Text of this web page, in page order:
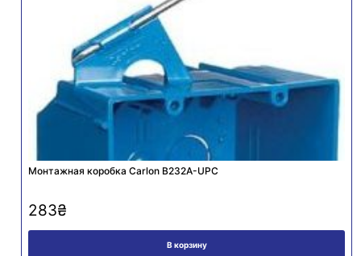
Монтажная коробка Carlon B232A-UPC
283₴
В корзину